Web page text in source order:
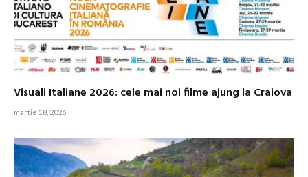
Visuali Italiane 2026: cele mai noi filme ajung la Craiova
martie 18, 2026